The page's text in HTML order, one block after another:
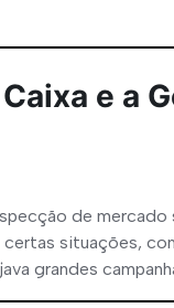
e a
de mercado
situações,
grandes